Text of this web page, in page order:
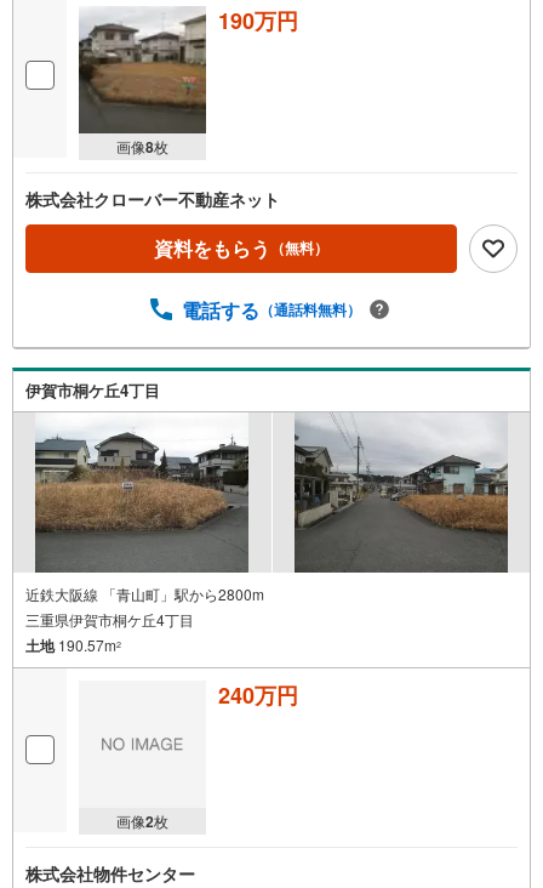
画像8枚
190万円
株式会社クローバー不動産ネット
資料をもらう （無料）
電話する （通話料無料）
伊賀市桐ケ丘4丁目
近鉄大阪線 「青山町」駅から2800m
三重県伊賀市桐ケ丘4丁目
土地190.57m2
画像2枚
240万円
株式会社物件センター